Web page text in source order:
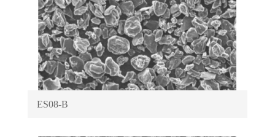
ES08-B